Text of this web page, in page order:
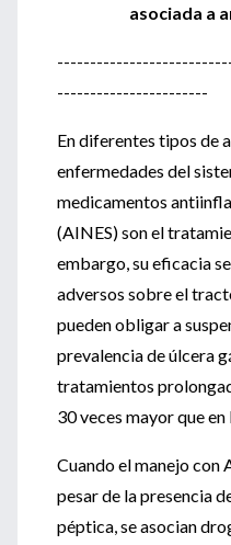
asociada a
-----------------------
En diferentes tipos de
enfermedades del
medicamentos
(AINES) son el
embargo, su eficacia
adversos sobre el
pueden obligar a
prevalencia de úlcera
tratamientos
30 veces mayor que
Cuando el manejo con
pesar de la presencia
péptica, se asocian